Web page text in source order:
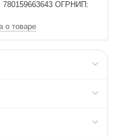
ОГРНИП:
о товаре